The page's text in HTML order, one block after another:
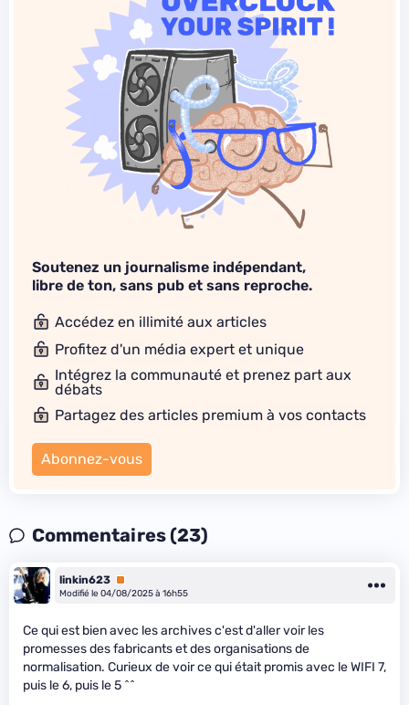
Soutenez un journalisme indépendant,
libre de ton, sans pub et sans reproche.
Accédez en illimité aux articles
Profitez d'un média expert et unique
Intégrez la communauté et prenez part aux
débats
Partagez des articles premium à vos contacts
Abonnez-vous
Commentaires (23)
linkin623 Premium
Modifié le 04/08/2025 à 16h55
Ce qui est bien avec les archives c'est d'aller voir les
promesses des fabricants et des organisations de
normalisation. Curieux de voir ce qui était promis avec le WIFI 7,
puis le 6, puis le 5 ^^